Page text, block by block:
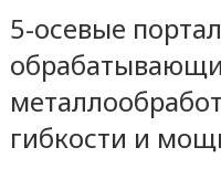
5-осевые
гибкости и